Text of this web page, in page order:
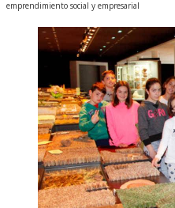
emprendimiento social y empresarial